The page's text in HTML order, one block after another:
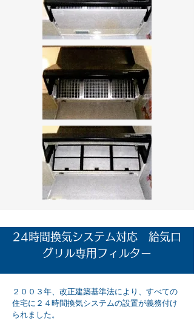
24時間換気システム対応 給気口
グリル専用フィルター
２００３年、改正建築基準法により、すべての
住宅に２４時間換気システムの設置が義務付け
られました。